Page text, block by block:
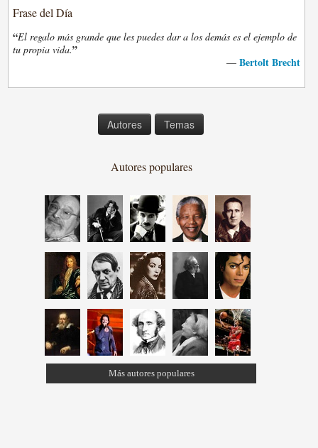
Frase del Día
“El regalo más grande que les puedes dar a los demás es el ejemplo de
tu propia vida.”
— Bertolt Brecht
Autores Temas
Autores populares
Más autores populares